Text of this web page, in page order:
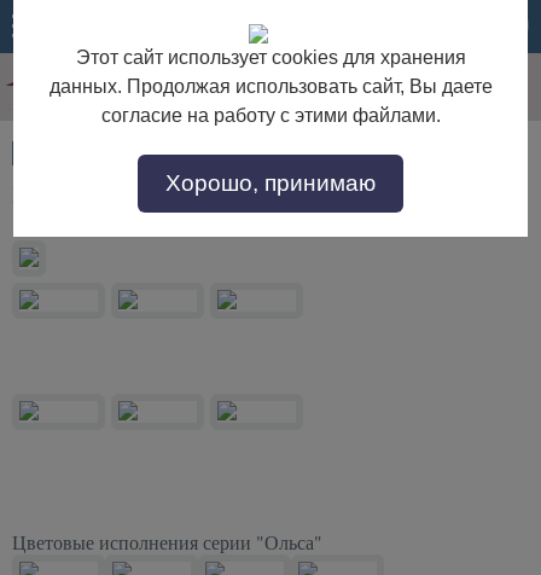
53319
Буфет "Ольса" 330/3012
Цветовые исполнения серии "Ольса"
Этот сайт использует cookies для хранения
данных. Продолжая использовать сайт, Вы даете
согласие на работу с этими файлами.
Хорошо, принимаю